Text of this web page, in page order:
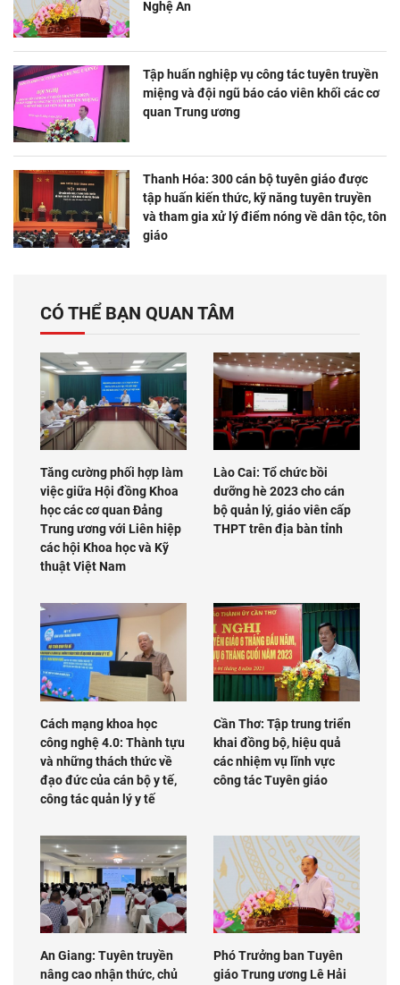
Nghệ An
Tập huấn nghiệp vụ công tác tuyên truyền
miệng và đội ngũ báo cáo viên khối các cơ
quan Trung ương
Thanh Hóa: 300 cán bộ tuyên giáo được
tập huấn kiến thức, kỹ năng tuyên truyền
và tham gia xử lý điểm nóng về dân tộc, tôn
giáo
CÓ THỂ BẠN QUAN TÂM
Tăng cường phối hợp làm
việc giữa Hội đồng Khoa
học các cơ quan Đảng
Trung ương với Liên hiệp
các hội Khoa học và Kỹ
thuật Việt Nam
Lào Cai: Tổ chức bồi
dưỡng hè 2023 cho cán
bộ quản lý, giáo viên cấp
THPT trên địa bàn tỉnh
Cách mạng khoa học
công nghệ 4.0: Thành tựu
và những thách thức về
đạo đức của cán bộ y tế,
công tác quản lý y tế
Cần Thơ: Tập trung triển
khai đồng bộ, hiệu quả
các nhiệm vụ lĩnh vực
công tác Tuyên giáo
An Giang: Tuyên truyền
nâng cao nhận thức, chủ
Phó Trưởng ban Tuyên
giáo Trung ương Lê Hải